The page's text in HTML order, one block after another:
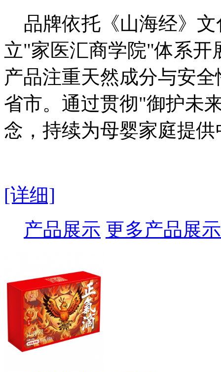
品牌依托《山海经》文
立"家医汇商学院"体系开
产品注重天然成分与安
省市。通过贯彻"御护未
念，持续为母婴家庭提
[详细]
产品展示 更多产品展示